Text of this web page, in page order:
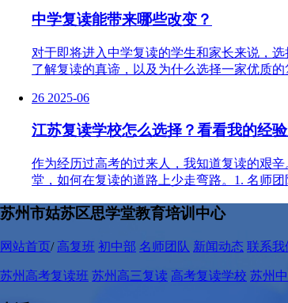
中学复读能带来哪些改变？
对于即将进入中学复读的学生和家长来说，
了解复读的真谛，以及为什么选择一家优质
26 2025-06
江苏复读学校怎么选择？看看我的经验
作为经历过高考的过来人，我知道复读的艰
堂，如何在复读的道路上少走弯路。1. 名师
苏州市姑苏区思学堂教育培训中心
网站首页/高复班 初中部 名师团队 新闻动态 联系我
苏州高考复读班 苏州高三复读 高考复读学校 苏州